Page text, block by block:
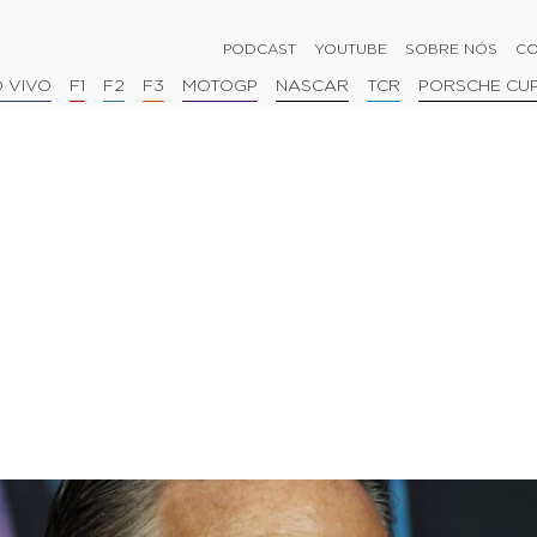
PODCAST YOUTUBE SOBRE NÓS
VIVO F1 F2 F3 MOTOGP NASCAR TCR PORSCHE